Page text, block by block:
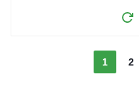
1 2